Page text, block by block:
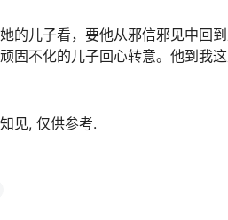
的儿子看，要他从邪信邪见中回
固不化的儿子回心转意。他到我
见, 仅供参考.